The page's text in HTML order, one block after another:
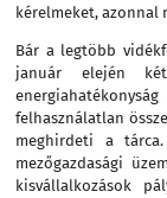
kérelmeket, azonnal
Bár a legtöbb
január elején
felhasználatlan
meghirdeti a
mezőgazdasági
kisvállalkozások